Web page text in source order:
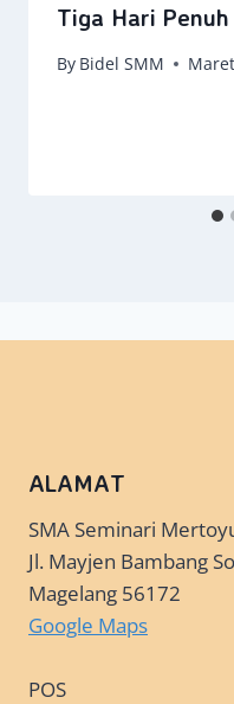
Tiga Hari
By Bidel SMM
ALAMAT
SMA Seminari
Jl. Mayjen Bambang
Magelang 56172
Google Maps
POS